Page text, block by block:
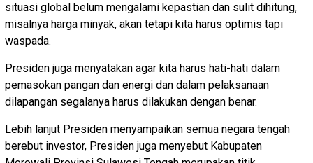
situasi global belum mengalami kepastian dan sulit dihitung,
misalnya harga minyak, akan tetapi kita harus optimis tapi
waspada.
Presiden juga menyatakan agar kita harus hati-hati dalam
pemasokan pangan dan energi dan dalam pelaksanaan
dilapangan segalanya harus dilakukan dengan benar.
Lebih lanjut Presiden menyampaikan semua negara tengah
berebut investor, Presiden juga menyebut Kabupaten